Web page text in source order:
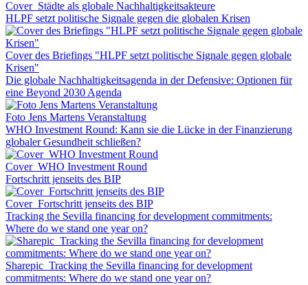
Cover_Städte als globale Nachhaltigkeitsakteure
HLPF setzt politische Signale gegen die globalen Krisen
Cover des Briefings "HLPF setzt politische Signale gegen globale
Krisen"
Die globale Nachhaltigkeitsagenda in der Defensive: Optionen für
eine Beyond 2030 Agenda
Foto Jens Martens Veranstaltung
WHO Investment Round: Kann sie die Lücke in der Finanzierung
globaler Gesundheit schließen?
Cover_WHO Investment Round
Fortschritt jenseits des BIP
Cover_Fortschritt jenseits des BIP
Tracking the Sevilla financing for development commitments:
Where do we stand one year on?
Sharepic_Tracking the Sevilla financing for development
commitments: Where do we stand one year on?